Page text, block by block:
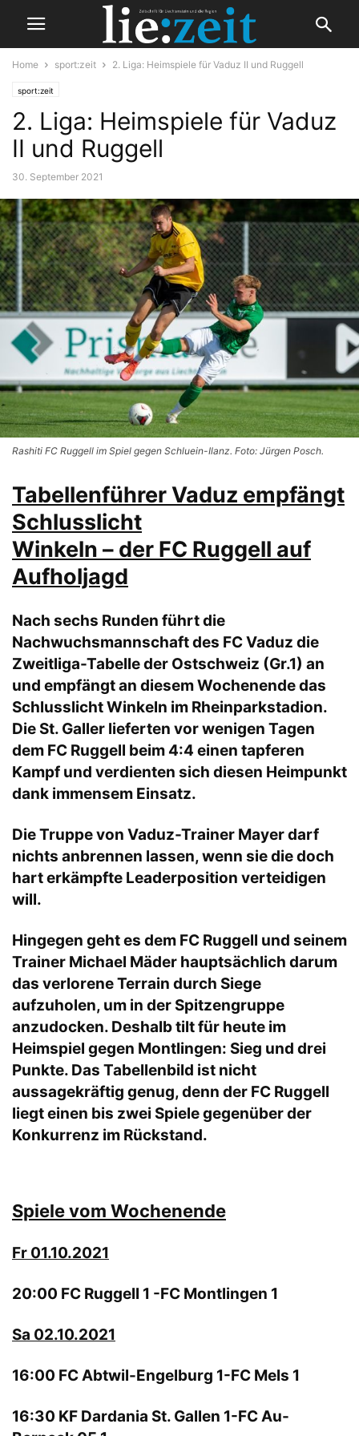
Home sport:zeit 2. Liga: Heimspiele für Vaduz II und Ruggell
sport:zeit
2. Liga: Heimspiele für Vaduz
II und Ruggell
30. September 2021
Rashiti FC Ruggell im Spiel gegen Schluein-Ilanz. Foto: Jürgen Posch.
Tabellenführer Vaduz empfängt
Schlusslicht
Winkeln – der FC Ruggell auf
Aufholjagd
Nach sechs Runden führt die
Nachwuchsmannschaft des FC Vaduz die
Zweitliga-Tabelle der Ostschweiz (Gr.1) an
und empfängt an diesem Wochenende das
Schlusslicht Winkeln im Rheinparkstadion.
Die St. Galler lieferten vor wenigen Tagen
dem FC Ruggell beim 4:4 einen tapferen
Kampf und verdienten sich diesen Heimpunkt
dank immensem Einsatz.
Die Truppe von Vaduz-Trainer Mayer darf
nichts anbrennen lassen, wenn sie die doch
hart erkämpfte Leaderposition verteidigen
will.
Hingegen geht es dem FC Ruggell und seinem
Trainer Michael Mäder hauptsächlich darum
das verlorene Terrain durch Siege
aufzuholen, um in der Spitzengruppe
anzudocken. Deshalb tilt für heute im
Heimspiel gegen Montlingen: Sieg und drei
Punkte. Das Tabellenbild ist nicht
aussagekräftig genug, denn der FC Ruggell
liegt einen bis zwei Spiele gegenüber der
Konkurrenz im Rückstand.
Spiele vom Wochenende
Fr 01.10.2021
20:00 FC Ruggell 1 -FC Montlingen 1
Sa 02.10.2021
16:00 FC Abtwil-Engelburg 1-FC Mels 1
16:30 KF Dardania St. Gallen 1-FC Au-